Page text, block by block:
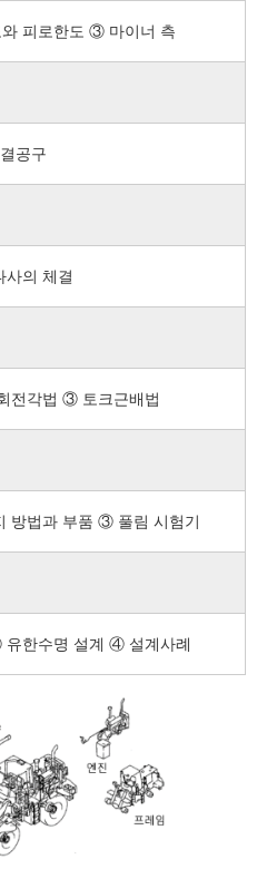
피로한도 ③ 마이너 측
공구
의 체결
전각법 ③ 토크근배법
법과 부품 ③ 풀림 시험기
한수명 설계 ④ 설계사례